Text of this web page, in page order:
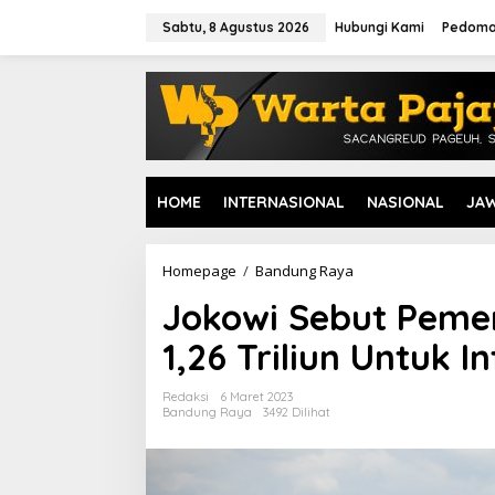
Sabtu, 8 Agustus 2026 Hubungi Kami
HOME INTERNASIONAL NASIONAL
Homepage / Bandung Raya
k
o
w
i
u
Jokowi Sebut
1,26 Triliun Untuk
Redaksi
6 Maret 2023
Bandung Raya
3492 Dilihat